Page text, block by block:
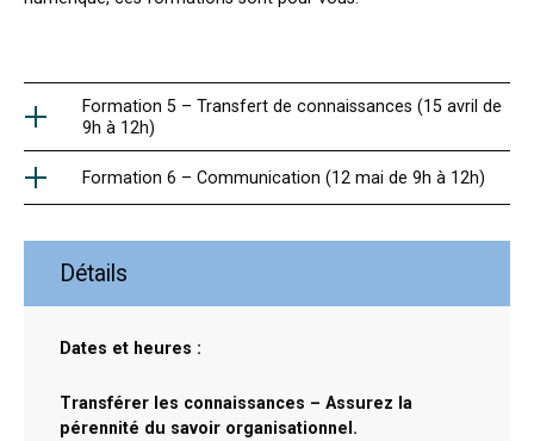
Formation 5 – Transfert de connaissances (15 avril de
9h à 12h)
Formation 6 – Communication (12 mai de 9h à 12h)
Détails
Dates et heures :
Transférer les connaissances – Assurez la
pérennité du savoir organisationnel.